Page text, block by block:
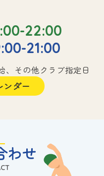
22:00
21:00
その他クラブ指定日
ンダー
わせ